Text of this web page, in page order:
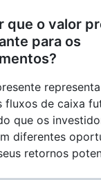
que o valor
para os
fluxos de caixa
que os
diferentes
retornos